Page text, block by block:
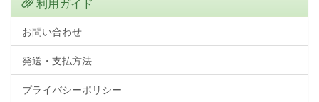
お問い合わせ
発送・支払方法
プライバシーポリシー